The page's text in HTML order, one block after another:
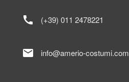
call (+39) 011 2478221
mail info@amerio-costumi.com